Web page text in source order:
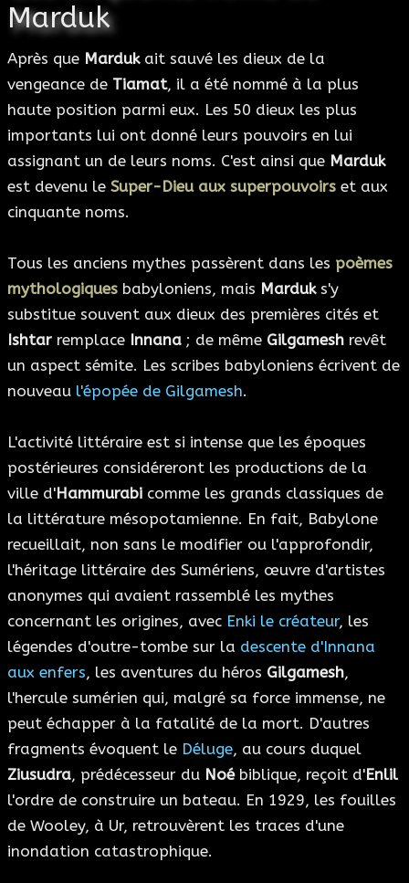
Marduk
Après que Mardukait sauvé les dieux de la
vengeance de Tiamat, il a été nommé à la plus
haute position parmi eux. Les 50 dieux les plus
importants lui ont donné leurs pouvoirs en lui
assignant un de leurs noms. C'est ainsi que Marduk
est devenu le Super-Dieu aux superpouvoirs et aux
cinquante noms.
Tous les anciens mythes passèrent dans les poèmes
mythologiques babyloniens, mais Marduks'y
substitue souvent aux dieux des premières cités et
Ishtar remplace Innana ; de même Gilgamesh revêt
un aspect sémite. Les scribes babyloniens écrivent de
nouveau l'épopée de Gilgamesh.
L'activité littéraire est si intense que les époques
postérieures considéreront les productions de la
ville d'Hammurabi comme les grands classiques de
la littérature mésopotamienne. En fait, Babylone
recueillait, non sans le modifier ou l'approfondir,
l'héritage littéraire des Sumériens, œuvre d'artistes
anonymes qui avaient rassemblé les mythes
concernant les origines, avec Enki le créateur, les
légendes d'outre-tombe sur la descente d'Innana
aux enfers, les aventures du héros Gilgamesh,
l'hercule sumérien qui, malgré sa force immense, ne
peut échapper à la fatalité de la mort. D'autres
fragments évoquent le Déluge, au cours duquel
Ziusudra, prédécesseur du Noébiblique, reçoit d'Enlil
l'ordre de construire un bateau. En 1929, les fouilles
de Wooley, à Ur, retrouvèrent les traces d'une
inondation catastrophique.